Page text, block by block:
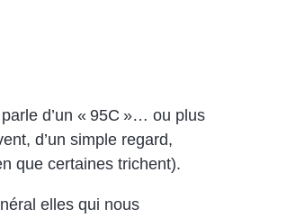
d’un « 95C »… ou plus
d’un simple regard,
que certaines trichent).
elles qui nous